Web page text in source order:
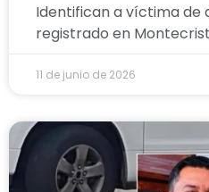
Identifican a víctima de
registrado en
11 de junio de 2026